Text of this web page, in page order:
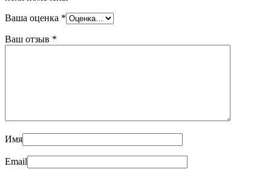
Ваша оценка *
Ваш отзыв *
Имя
Email